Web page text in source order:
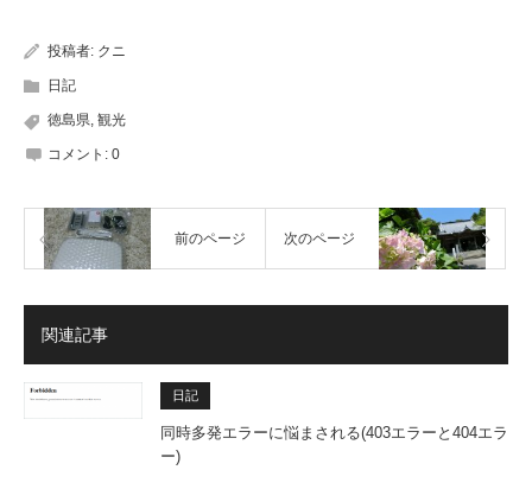
投稿者: クニ
日記
徳島県, 観光
コメント: 0
前のページ 次のページ
関連記事
日記
同時多発エラーに悩まされる(403エラーと404エラ
ー)